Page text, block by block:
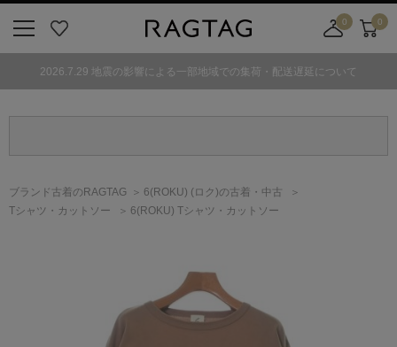
気
0
舗
カ
0
2026.7.29 地震の影響による一部地域での集荷・配送遅延について
ブランド古着のRAGTAG 6(ROKU) (ロク)の古着・中古
Tシャツ・カットソー
6(ROKU) Tシャツ・カットソー